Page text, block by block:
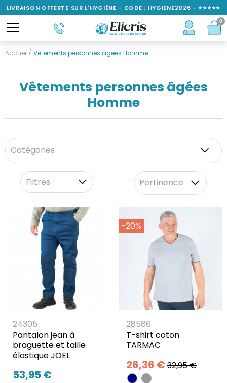
Accueil Vêtements personnes âgées Homme
Vêtements personnes âgées
Homme
Catégories
Filtres Pertinence
24305
Pantalon jean à
braguette et taille
élastique JOEL
53,95 €
-20%
28586
T-shirt coton
TARMAC
26,36 € 32,95 €
LIVRAISON OFFERTE SUR L'HYGIÈNE - CODE : HYGIENE2026 - ⭐⭐⭐⭐⭐
NOTÉ 4,6/5
0